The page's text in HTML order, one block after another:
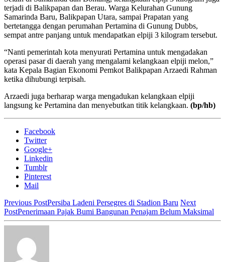
terjadi di Balikpapan dan Berau. Warga Kelurahan Gunung
Samarinda Baru, Balikpapan Utara, sampai Prapatan yang
bertetangga dengan perumahan Pertamina di Gunung Dubbs,
sempat antre panjang untuk mendapatkan elpiji 3 kilogram tersebut.
“Nanti pemerintah kota menyurati Pertamina untuk mengadakan
operasi pasar di daerah yang mengalami kelangkaan elpiji melon,”
kata Kepala Bagian Ekonomi Pemkot Balikpapan Arzaedi Rahman
ketika dihubungi terpisah.
Arzaedi juga berharap warga mengadukan kelangkaan elpiji
langsung ke Pertamina dan menyebutkan titik kelangkaan. (bp/hb)
Facebook
Twitter
Google+
Linkedin
Tumblr
Pinterest
Mail
Previous PostPersiba Ladeni Persegres di Stadion Baru Next
PostPenerimaan Pajak Bumi Bangunan Penajam Belum Maksimal